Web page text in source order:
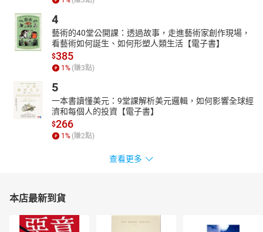
4
藝術的40堂公開課：透過故事，走進藝術家創作現場，
看藝術如何誕生、如何形塑人類生活【電子書】
$385
1 % (賺3點)
5
一本書讀懂美元：9堂課解析美元邏輯，如何影響全球經
濟和每個人的投資【電子書】
$266
1 % (賺2點)
查看更多
本店最新到貨